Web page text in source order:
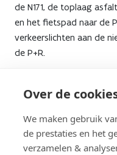
Over de
We maken gebruik
de prestaties en het
verzamelen &
de N171, de toplaag
en het fietspad naar de
verkeerslichten aan de
de P+R.
inname van een
Pierstraat of gebruiken
rijbewegingen blijven
Voetgangers en fietsers